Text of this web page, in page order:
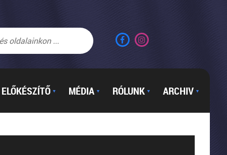
ELŐKÉSZÍTŐ ▼ MÉDIA ▼ RÓLUNK ▼ ARCHIV ▼